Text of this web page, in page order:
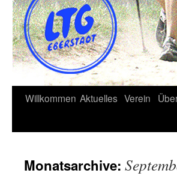
Zum
Willkommen Aktuelles Verein
Monatsarchive: